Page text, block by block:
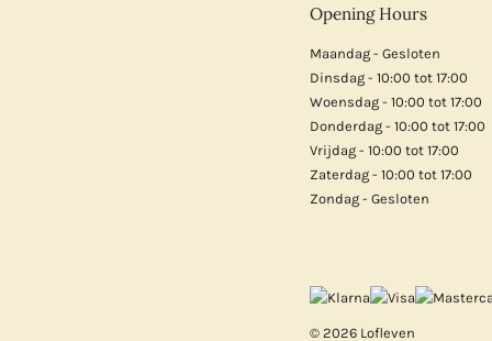
Opening Hours
Maandag - Gesloten
Dinsdag - 10:00 tot 17:00
Woensdag - 10:00 tot 17:00
Donderdag - 10:00 tot 17:00
Vrijdag - 10:00 tot 17:00
Zaterdag - 10:00 tot 17:00
Zondag - Gesloten
© 2026 Lofleven